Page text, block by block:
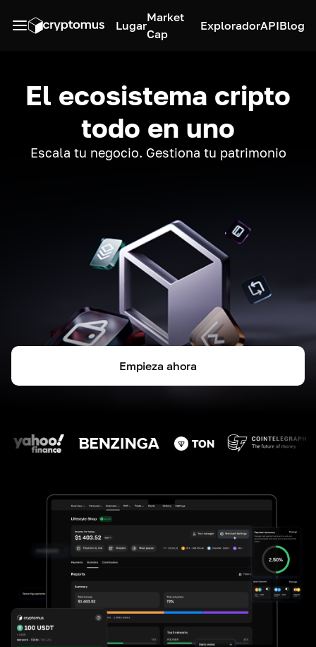
Lugar
Market
Cap
ExploradorAPIBlog
El ecosistema cripto
todo en uno
Escala tu negocio. Gestiona tu patrimonio
Empieza ahora